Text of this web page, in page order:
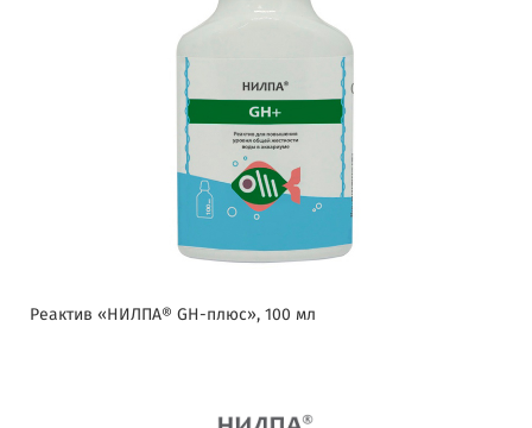
Реактив «НИЛПА® GH-плюс», 100 мл